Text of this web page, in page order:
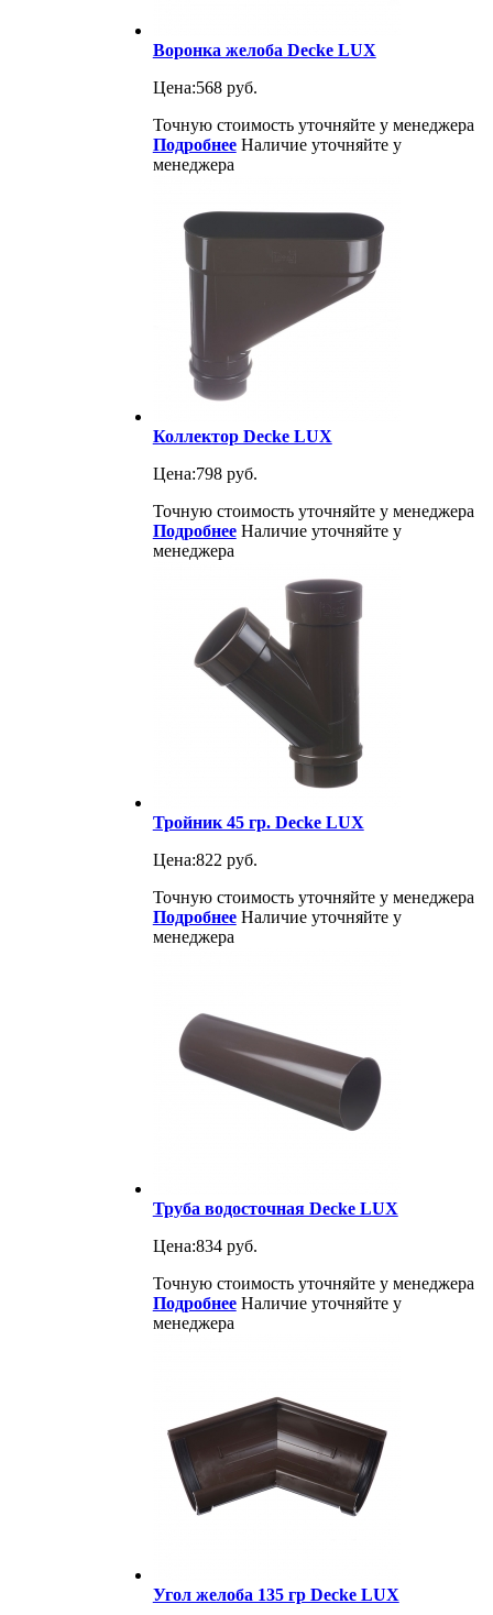
Воронка желоба Decke LUX
Цена:568 руб.
Точную стоимость уточняйте у менеджера
Подробнее Наличие уточняйте у
менеджера
Коллектор Decke LUX
Цена:798 руб.
Точную стоимость уточняйте у менеджера
Подробнее Наличие уточняйте у
менеджера
Тройник 45 гр. Decke LUX
Цена:822 руб.
Точную стоимость уточняйте у менеджера
Подробнее Наличие уточняйте у
менеджера
Труба водосточная Decke LUX
Цена:834 руб.
Точную стоимость уточняйте у менеджера
Подробнее Наличие уточняйте у
менеджера
Угол желоба 135 гр Decke LUX